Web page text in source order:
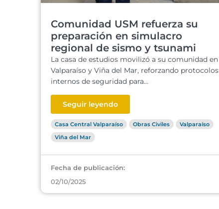
Comunidad USM refuerza su
preparación en simulacro
regional de sismo y tsunami
La casa de estudios movilizó a su comunidad en
Valparaíso y Viña del Mar, reforzando protocolos
internos de seguridad para...
Seguir leyendo
Casa Central Valparaíso Obras Civiles
Valparaíso
Viña del Mar
Fecha de publicación:
02/10/2025